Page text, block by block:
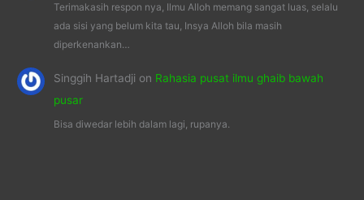
Terimakasih respon nya, Ilmu Alloh memang sangat luas, selalu
ada sisi yang belum kita tau, Insya Alloh bila masih
diperkenankan…
Singgih Hartadjion Rahasia pusat ilmu ghaib bawah
pusar
Bisa diwedar lebih dalam lagi, rupanya.